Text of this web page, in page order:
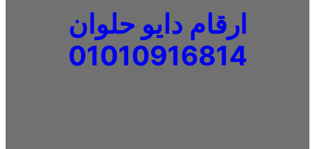
ارقام دايو حلوان
01010916814